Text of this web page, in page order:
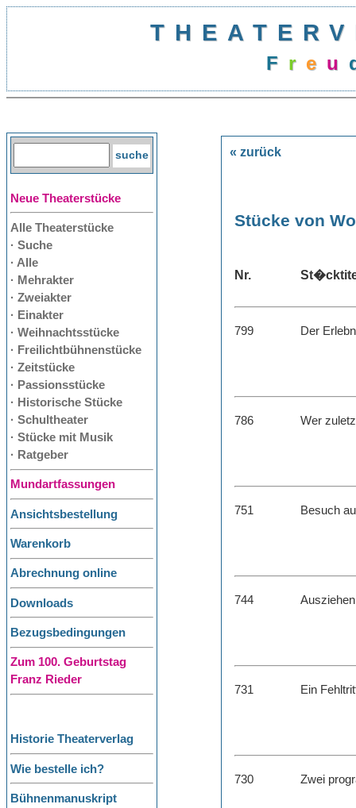
Freu
Neue Theaterstücke
Alle Theaterstücke
· Suche
· Alle
· Mehrakter
· Zweiakter
· Einakter
· Weihnachtsstücke
· Freilichtbühnenstücke
· Zeitstücke
· Passionsstücke
· Historische Stücke
· Schultheater
· Stücke mit Musik
· Ratgeber
Mundartfassungen
Ansichtsbestellung
Warenkorb
Abrechnung online
Downloads
Bezugsbedingungen
Zum 100. Geburtstag
Franz Rieder
Historie Theaterverlag
Wie bestelle ich?
Bühnenmanuskript
« zurück
Stücke von
Nr.
799 Der
786 Wer
751 Besuch
744
731 Ein
730 Zwei